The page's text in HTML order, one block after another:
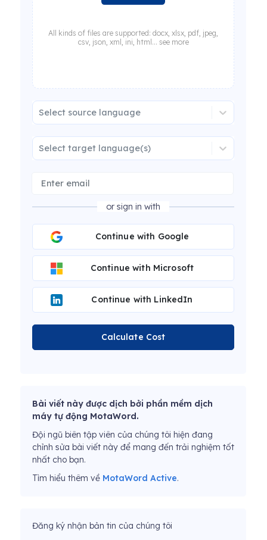
All kinds of files are supported: docx, xlsx, pdf, jpeg,
csv, json, xml, ini, html... see more
Select source language
Select target language(s)
or sign in with
Continue with Google
Continue with Microsoft
Continue with LinkedIn
Calculate Cost
Bài viết này được dịch bởi phần mềm dịch
máy tự động MotaWord.
Đội ngũ biên tập viên của chúng tôi hiện đang
chỉnh sửa bài viết này để mang đến trải nghiệm tốt
nhất cho bạn.
Tìm hiểu thêm về MotaWord Active.
Đăng ký nhận bản tin của chúng tôi